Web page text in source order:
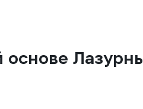
основе